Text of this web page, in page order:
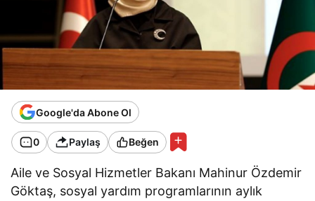
Google'da Abone Ol
0 Paylaş Beğen
Aile ve Sosyal Hizmetler Bakanı Mahinur Özdemir
Göktaş, sosyal yardım programlarının aylık